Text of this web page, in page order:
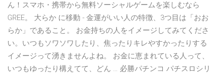
ん！スマホ・携帯から無料ソーシャルゲームを楽しむなら
GREE。 大らか に移動 - 金運がいい人の特徴、3つ目は「おお
らか」であること。 お金持ちの人をイメージしてみてくださ
い。いつもソワソワしたり、焦ったりキレやすかったりする
イメージって湧きませんよね。 お金に恵まれている人って、
いつもゆったり構えてて、どん … 必勝パチンコ パチスロシリ